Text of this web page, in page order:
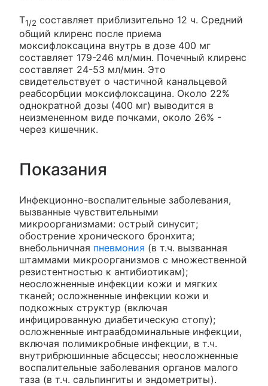
T1/2 составляет приблизительно 12 ч. Средний
общий клиренс после приема
моксифлоксацина внутрь в дозе 400 мг
составляет 179-246 мл/мин. Почечный клиренс
составляет 24-53 мл/мин. Это
свидетельствует о частичной канальцевой
реабсорбции моксифлоксацина. Около 22%
однократной дозы (400 мг) выводится в
неизмененном виде почками, около 26% -
через кишечник.
Показания
Инфекционно-воспалительные заболевания,
вызванные чувствительными
микроорганизмами: острый синусит;
обострение хронического бронхита;
внебольничная пневмония (в т.ч. вызванная
штаммами микроорганизмов с множественной
резистентностью к антибиотикам);
неосложненные инфекции кожи и мягких
тканей; осложненные инфекции кожи и
подкожных структур (включая
инфицированную диабетическую стопу);
осложненные интраабдоминальные инфекции,
включая полимикробные инфекции, в т.ч.
внутрибрюшинные абсцессы; неосложненные
воспалительные заболевания органов малого
таза (в т.ч. сальпингиты и эндометриты).